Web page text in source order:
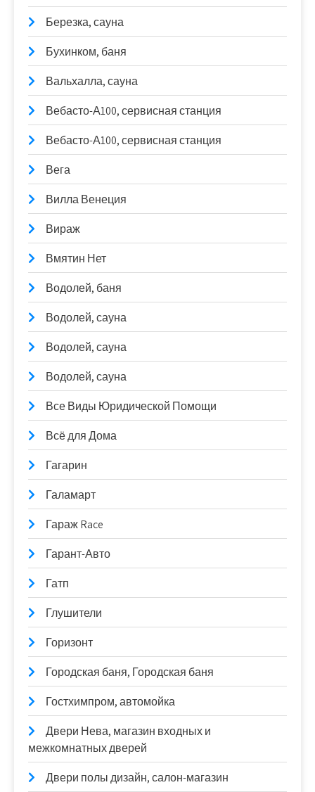
Березка, сауна
Бухинком, баня
Вальхалла, сауна
Вебасто-А100, сервисная станция
Вебасто-А100, сервисная станция
Вега
Вилла Венеция
Вираж
Вмятин Нет
Водолей, баня
Водолей, сауна
Водолей, сауна
Водолей, сауна
Все Виды Юридической Помощи
Всё для Дома
Гагарин
Галамарт
Гараж Race
Гарант-Авто
Гатп
Глушители
Горизонт
Городская баня, Городская баня
Гостхимпром, автомойка
Двери Нева, магазин входных и
межкомнатных дверей
Двери полы дизайн, салон-магазин